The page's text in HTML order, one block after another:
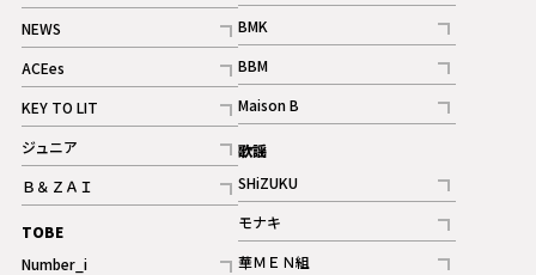
記事
NEWS
記事
ACEes
記事
KEY TO LIT
記事
ジュニア
記事
Ｂ＆ＺＡＩ
記事
TOBE
Number_i
記事
BMK
記事
BBM
記事
ギャラリー
Maison B
記事
歌謡
SHiZUKU
記事
モナキ
記事
華ＭＥＮ組